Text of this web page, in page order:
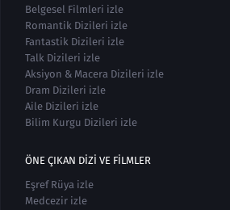
Belgesel Filmleri izle
Romantik Dizileri izle
Fantastik Dizileri izle
Talk Dizileri izle
Aksiyon & Macera Dizileri izle
Dram Dizileri izle
Aile Dizileri izle
Bilim Kurgu Dizileri izle
ÖNE ÇIKAN DIZI VE FILMLER
Eşref Rüya izle
Medcezir izle